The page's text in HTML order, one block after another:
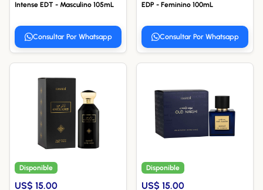
Intense EDT - Masculino 105mL
Consultar Por Whatsapp
EDP - Feminino 100mL
Consultar Por Whatsapp
Disponible
US$ 15.00
Disponible
US$ 15.00